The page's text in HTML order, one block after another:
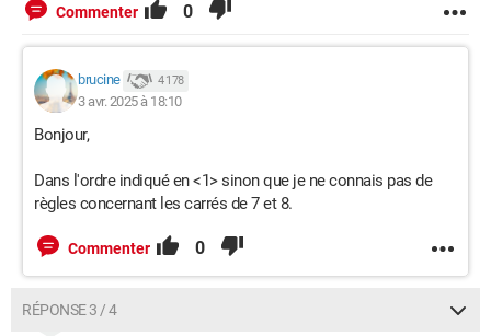
Commenter 0
brucine 4 178
3 avr. 2025 à 18:10
Bonjour,
Dans l'ordre indiqué en <1> sinon que je ne connais pas de
règles concernant les carrés de 7 et 8.
Commenter 0
RÉPONSE 3 / 4